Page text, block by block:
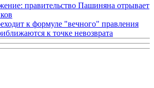
правительство Пашиняна отрывает
к формуле "вечного" правления
к точке невозврата